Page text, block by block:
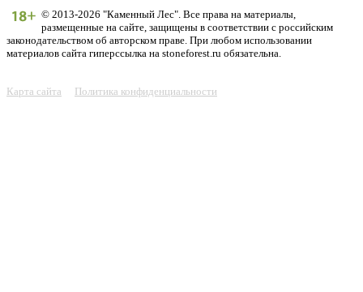
© 2013-2026 "Каменный Лес". Все права на материалы,
размещенные на сайте, защищены в соответствии с российским
законодательством об авторском праве. При любом использовании
материалов сайта гиперссылка на stoneforest.ru обязательна.
Карта сайта Политика конфиденциальности